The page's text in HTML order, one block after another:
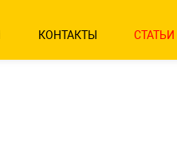
КОНТАКТЫ СТАТЬИ